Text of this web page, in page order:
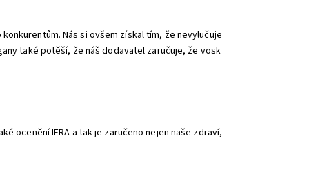
Nás si ovšem získal tím, že nevylučuje
také potěší, že náš dodavatel zaručuje, že vosk
ocenění IFRA a tak je zaručeno nejen naše zdraví,